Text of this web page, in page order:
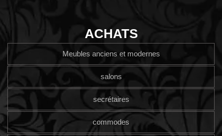
ACHATS
Meubles anciens et modernes
salons
secrétaires
commodes